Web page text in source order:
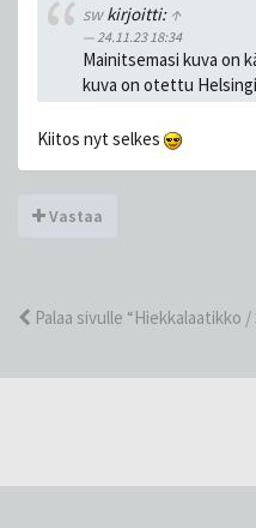
swkirjoitti: ↑
24.11.23 18:34
Mainitsemasi kuva on
kuva on otettu
Kiitos nyt selkes
Vastaa
Palaa sivulle “Hiekkalaatikko /